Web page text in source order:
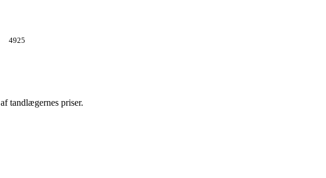
4925
af tandlægernes priser.